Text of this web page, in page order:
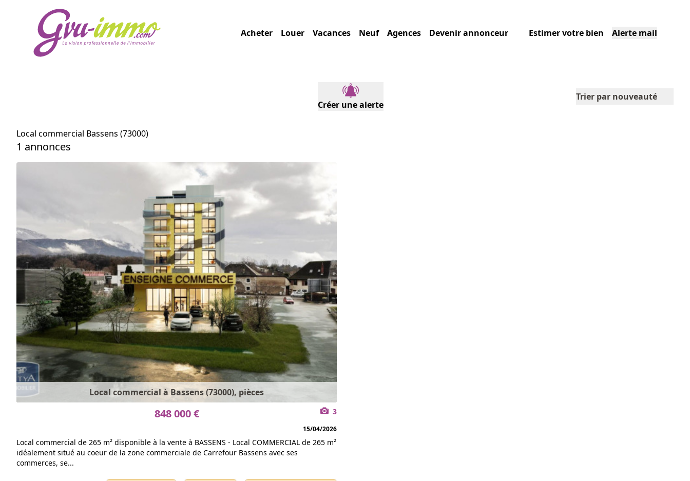
Acheter Louer Vacances Neuf Agences Devenir annonceur Estimer votre bien Alerte mail
Créer une alerte
Trier par nouveauté
Local commercial Bassens (73000)
1 annonces
Local commercial à Bassens (73000), pièces
848 000 € 3
15/04/2026
Local commercial de 265 m² disponible à la vente à BASSENS - Local COMMERCIAL de 265 m²
idéalement situé au coeur de la zone commerciale de Carrefour Bassens avec ses
commerces, se...